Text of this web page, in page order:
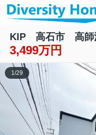
KIP 高石市 高師
3,499万円
1/29